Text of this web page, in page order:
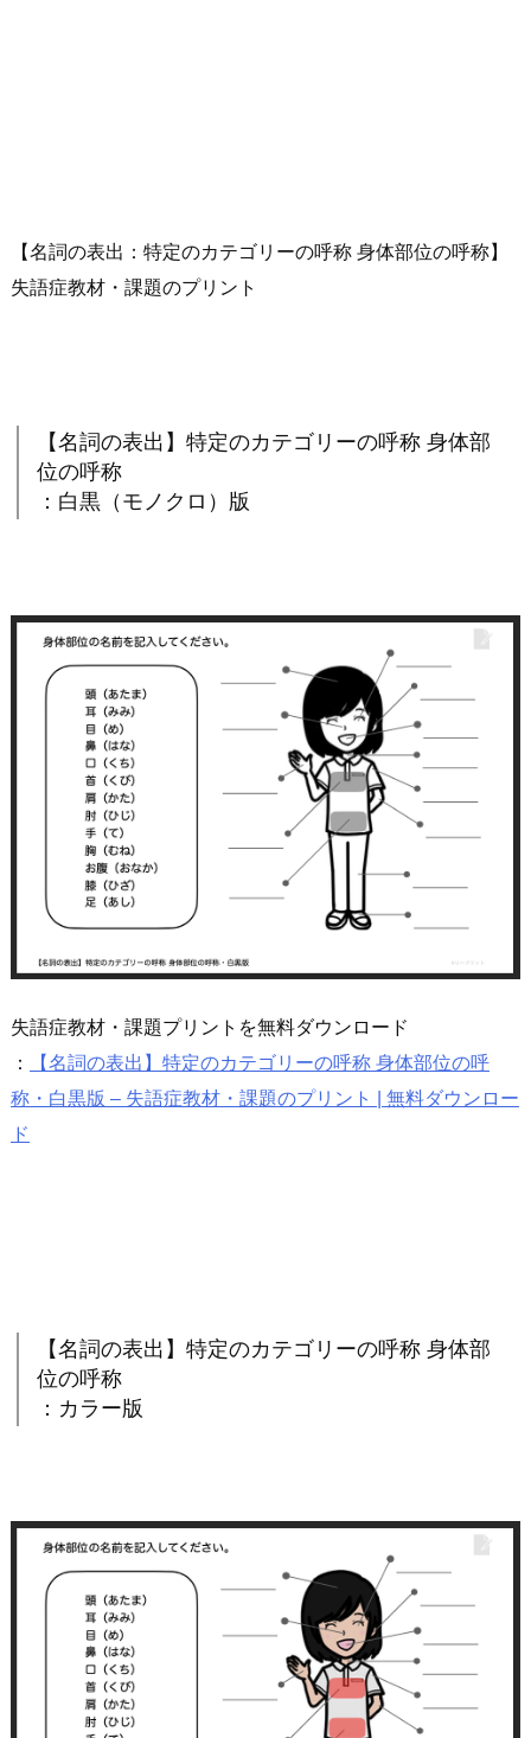
【名詞の表出：特定のカテゴリーの呼称 身体部位の呼称】
失語症教材・課題のプリント
【名詞の表出】特定のカテゴリーの呼称 身体部
位の呼称
：白黒（モノクロ）版
失語症教材・課題プリントを無料ダウンロード
：
【名詞の表出】特定のカテゴリーの呼称 身体部位の呼
称・白黒版 – 失語症教材・課題のプリント | 無料ダウンロー
ド
【名詞の表出】特定のカテゴリーの呼称 身体部
位の呼称
：カラー版